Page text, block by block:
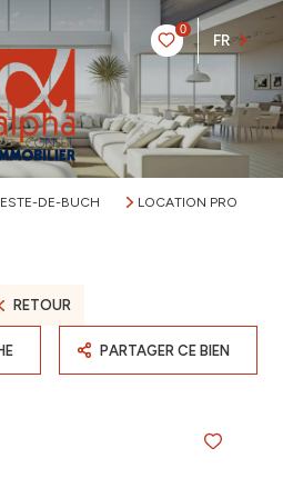
0
FR
DE-BUCH
LOCATION PRO
RETOUR
PARTAGER CE BIEN